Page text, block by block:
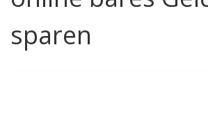
sparen